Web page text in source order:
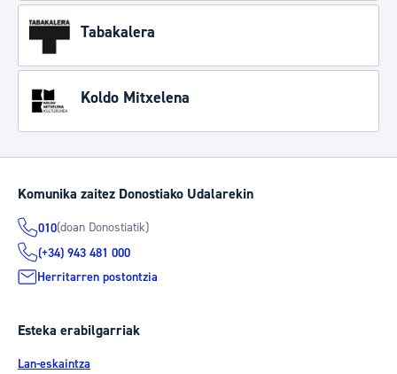
Tabakalera
Koldo Mitxelena
Komunika zaitez Donostiako Udalarekin
010(doan Donostiatik)
(+34) 943 481 000
Herritarren postontzia
Esteka erabilgarriak
Lan-eskaintza